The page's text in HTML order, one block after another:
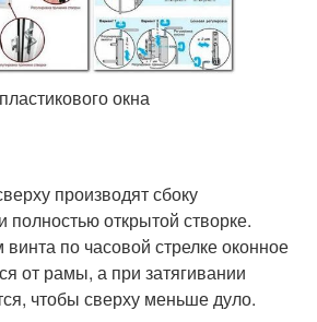
окна
производят сбоку
полностью открытой створке.
по часовой стрелке оконное
от рамы, а при затягивании
чтобы сверху меньше дуло.